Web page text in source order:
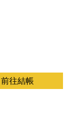
前往結帳